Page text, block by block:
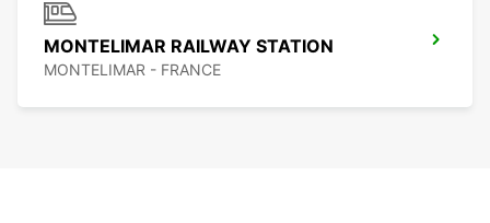
MONTELIMAR RAILWAY STATION
MONTELIMAR - FRANCE